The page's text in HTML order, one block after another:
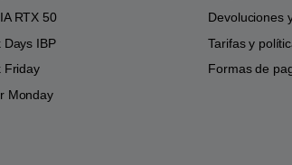
RTX 50
Days IBP
Friday
Monday
Devoluciones
Tarifas y
Formas de